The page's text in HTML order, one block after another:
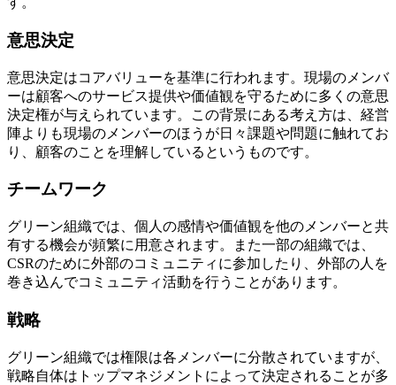
意思決定
意思決定はコアバリューを基準に行われます。現場のメンバ
ーは顧客へのサービス提供や価値観を守るために多くの意思
決定権が与えられています。この背景にある考え方は、経営
陣よりも現場のメンバーのほうが日々課題や問題に触れてお
り、顧客のことを理解しているというものです。
チームワーク
グリーン組織では、個人の感情や価値観を他のメンバーと共
有する機会が頻繁に用意されます。また一部の組織では、
CSRのために外部のコミュニティに参加したり、外部の人を
巻き込んでコミュニティ活動を行うことがあります。
戦略
グリーン組織では権限は各メンバーに分散されていますが、
戦略自体はトップマネジメントによって決定されることが多